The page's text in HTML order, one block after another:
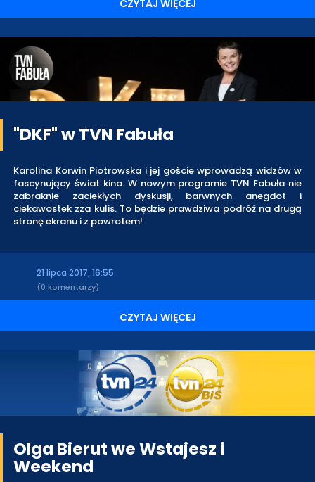
CZYTAJ WIĘCEJ
"DKF" w TVN Fabuła
Karolina Korwin Piotrowska i jej goście wprowadzą widzów w
fascynujący świat kina. W nowym programie TVN Fabuła nie
zabraknie zaciekłych dyskusji, barwnych anegdot i
ciekawostek zza kulis. To będzie prawdziwa podróż na drugą
stronę ekranu i z powrotem!
21 lipca 2017, 16:55
(0 komentarzy)
CZYTAJ WIĘCEJ
Olga Bierut we Wstajesz i
Weekend